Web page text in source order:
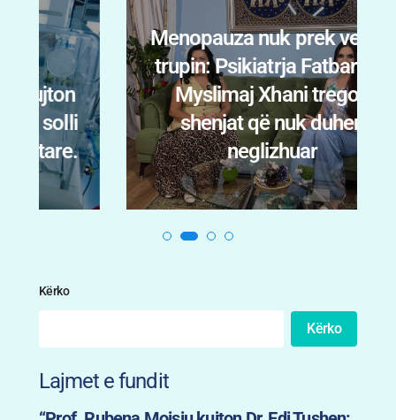
Menopauza nuk prek vetëm
trupin: Psikiatrja Fatbardha
Myslimaj Xhani tregon
shenjat që nuk duhen
neglizhuar
Kërko
Kërko
Lajmet e fundit